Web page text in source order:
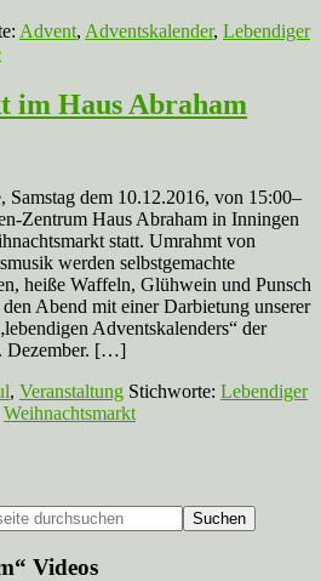
Advent, Adventskalender, Lebendiger
im Haus Abraham
Samstag dem 10.12.2016, von 15:00–
Zentrum Haus Abraham in Inningen
statt. Umrahmt von
werden selbstgemachte
heiße Waffeln, Glühwein und Punsch
Abend mit einer Darbietung unserer
Adventskalenders“ der
Dezember. […]
, Veranstaltung Stichworte: Lebendiger
Weihnachtsmarkt
Videos